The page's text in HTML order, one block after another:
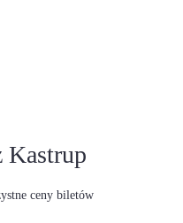
Kastrup
ceny biletów